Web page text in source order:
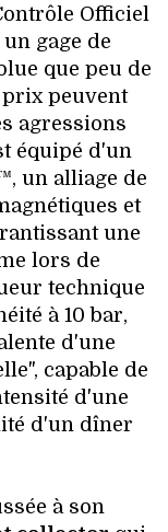
Officiel
gage de
que peu de
prix peuvent
agressions
équipé d'un
un alliage de
et
une
lors de
technique
à 10 bar,
d'une
capable de
d'une
d'un dîner
à son